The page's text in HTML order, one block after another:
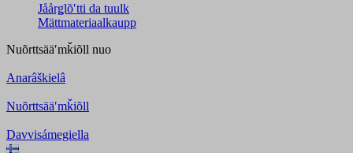
Jåårǥlõʹtti da tuulk
Mättmateriaalkaupp
Nuõrttsääʹmǩiõll nuo
Anarâškielâ
Nuõrttsääʹmǩiõll
Davvisámegiella